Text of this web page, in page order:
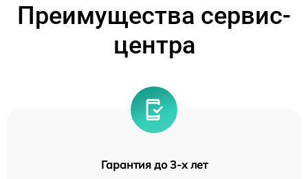
Преимущества сервис-
центра
Гарантия до 3-х лет